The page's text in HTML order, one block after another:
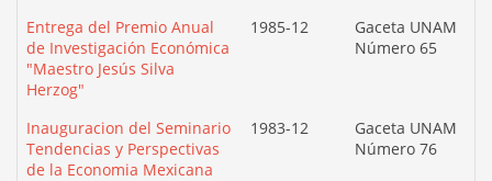
Entrega del Premio Anual
de Investigación Económica
"Maestro Jesús Silva
Herzog"
1985-12
Gaceta UNAM
Número 65
Inauguracion del Seminario
Tendencias y Perspectivas
de la Economia Mexicana
1983-12
Gaceta UNAM
Número 76